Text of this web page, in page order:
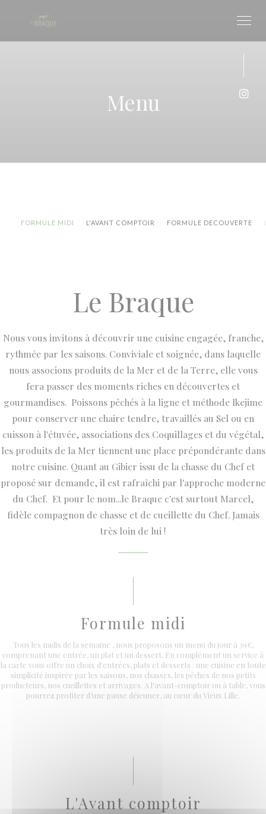
Menu
FORMULE MIDI L'AVANT COMPTOIR FORMULE DECOUVERTE
Le Braque
Nous vous invitons à découvrir une cuisine engagée, franche,
rythmée par les saisons. Conviviale et soignée, dans laquelle
nous associons produits de la Mer et de la Terre, elle vous
fera passer des moments riches en découvertes et
gourmandises. Poissons pêchés à la ligne et méthode Ikejime
pour conserver une chaire tendre, travaillés au Sel ou en
cuisson à l'étuvée, associations des Coquillages et du végétal,
les produits de la Mer tiennent une place prépondérante dans
notre cuisine. Quant au Gibier issu de la chasse du Chef et
proposé sur demande, il est rafraîchi par l'approche moderne
du Chef. Et pour le nom...le Braque c'est surtout Marcel,
fidèle compagnon de chasse et de cueillette du Chef. Jamais
très loin de lui !
Formule midi
Tous les midis de la semaine , nous proposons un menu du jour à 39€,
comprenant une entrée, un plat et un dessert. En complément un service à
la carte vous offre un choix d'entrées, plats et desserts : une cuisine en toute
simplicité inspirée par les saisons, nos chasses, les pêches de nos petits
producteurs, nos cueillettes et arrivages. A l'avant-comptoir ou à table, vous
pourrez profiter d’une pause déjeuner, au cœur du Vieux Lille.
L'Avant comptoir